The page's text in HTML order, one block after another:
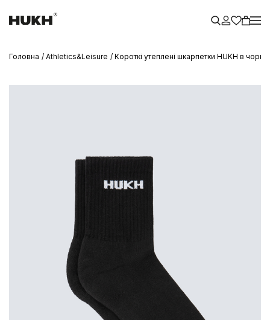
Головна Athletics&Leisure Короткі утеплені шкарпетки HUKH в